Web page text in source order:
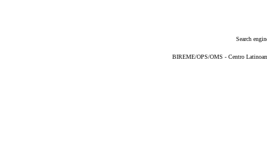
Search
BIREME/OPS/OMS - Centro